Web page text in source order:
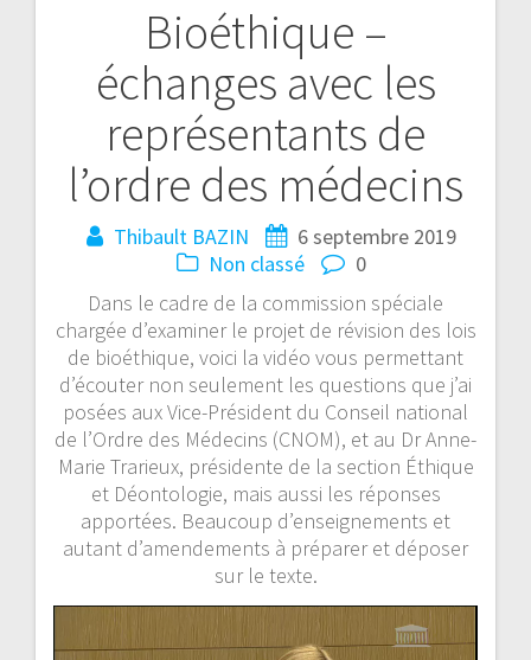
Bioéthique –
échanges avec les
représentants de
l’ordre des médecins
Thibault BAZIN
6 septembre 2019
Non classé
0
Dans le cadre de la commission spéciale
chargée d’examiner le projet de révision des lois
de bioéthique, voici la vidéo vous permettant
d’écouter non seulement les questions que j’ai
posées aux Vice-Président du Conseil national
de l’Ordre des Médecins (CNOM), et au Dr Anne-
Marie Trarieux, présidente de la section Éthique
et Déontologie, mais aussi les réponses
apportées. Beaucoup d’enseignements et
autant d’amendements à préparer et déposer
sur le texte.
Lecteur
vidéo